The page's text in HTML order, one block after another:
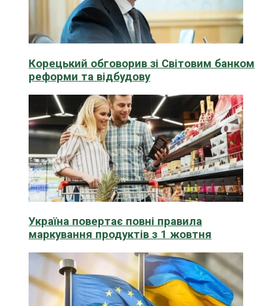
Корецький обговорив зі Світовим банком
реформи та відбудову
Україна повертає повні правила
маркування продуктів з 1 жовтня